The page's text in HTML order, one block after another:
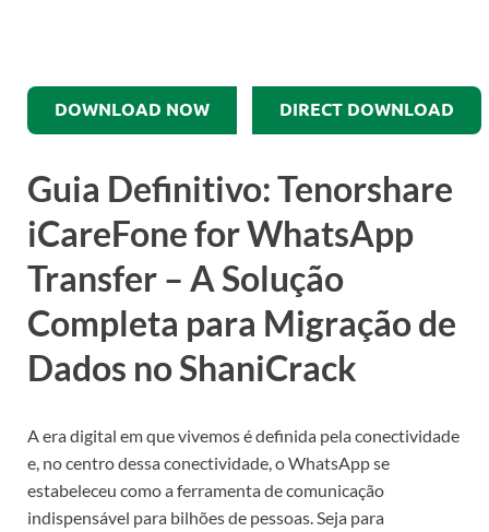
DOWNLOAD NOW DIRECT DOWNLOAD
Guia Definitivo: Tenorshare
iCareFone for WhatsApp
Transfer – A Solução
Completa para Migração de
Dados no ShaniCrack
A era digital em que vivemos é definida pela conectividade
e, no centro dessa conectividade, o WhatsApp se
estabeleceu como a ferramenta de comunicação
indispensável para bilhões de pessoas. Seja para